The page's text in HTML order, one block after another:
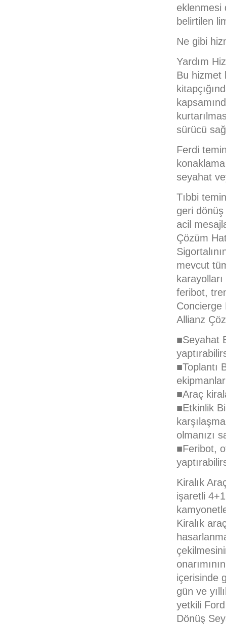
eklenmesi
belirtilen
Ne gibi
Yardım
Bu hizmet
sürücü
Ferdi
seyahat
Tıbbi
geri
acil
Çözüm
mevcut
feribot,
Concierge
Allianz
■Seyahat
■Toplantı
■Araç
■Etkinlik
olmanızı
■Feribot,
Kiralık
işaretli
Kiralık
içerisinde
gün ve
yetkili
Dönüş